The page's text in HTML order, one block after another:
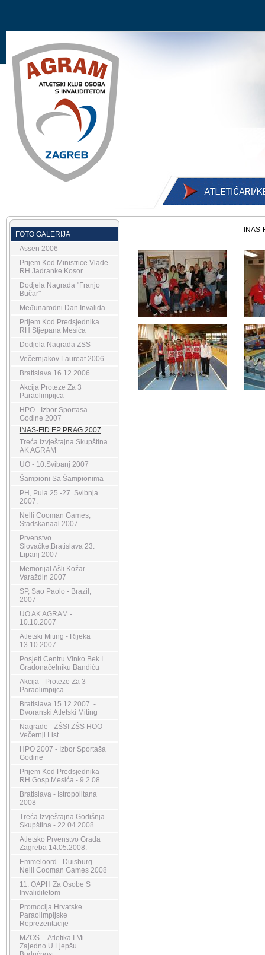
FOTO GALERIJA
Assen 2006
Prijem Kod Ministrice Vlade
RH Jadranke Kosor
Dodjela Nagrada "Franjo
Bučar"
Međunarodni Dan Invalida
Prijem Kod Predsjednika
RH Stjepana Mesića
Dodjela Nagrada ZSS
Večernjakov Laureat 2006
Bratislava 16.12.2006.
Akcija Proteze Za 3
Paraolimpijca
HPO - Izbor Sportasa
Godine 2007
INAS-FID EP PRAG 2007
Treća Izvještajna Skupština
AK AGRAM
UO - 10.Svibanj 2007
Šampioni Sa Šampionima
PH, Pula 25.-27. Svibnja
2007.
Nelli Cooman Games,
Stadskanaal 2007
Prvenstvo
Slovačke,Bratislava 23.
Lipanj 2007
Memorijal Ašli Kožar -
Varaždin 2007
SP, Sao Paolo - Brazil,
2007
UO AK AGRAM -
10.10.2007
Atletski Miting - Rijeka
13.10.2007.
Posjeti Centru Vinko Bek I
Gradonačelniku Bandiću
Akcija - Proteze Za 3
Paraolimpijca
Bratislava 15.12.2007. -
Dvoranski Atletski Miting
Nagrade - ZŠSI ZŠS HOO
Večernji List
HPO 2007 - Izbor Sportaša
Godine
Prijem Kod Predsjednika
RH Gosp.Mesića - 9.2.08.
Bratislava - Istropolitana
2008
Treća Izvještajna Godišnja
Skupština - 22.04.2008.
Atletsko Prvenstvo Grada
Zagreba 14.05.2008.
Emmeloord - Duisburg -
Nelli Cooman Games 2008
11. OAPH Za Osobe S
Invaliditetom
Promocija Hrvatske
Paraolimpijske
Reprezentacije
MZOS -- Atletika I Mi -
Zajedno U Ljepšu